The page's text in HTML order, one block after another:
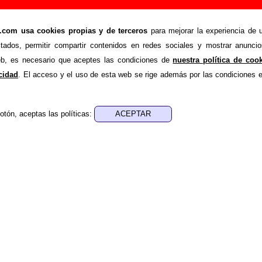
usa cookies propias y de terceros para mejorar la experiencia de
permitir compartir contenidos en redes sociales y mostrar
es necesario que aceptes las condiciones denuestra política de
. El acceso y el uso de esta web se rige además por las condiciones
aceptas las políticas:
(Un soplo en el corazón de Elefant) (CD
>Discos de 2014 >Homenaje a Family (Un soplo en el
recopilar todo tipo de información sobre el disco
de Elefant)”
los datos relacionados con su publicación, los créditos de